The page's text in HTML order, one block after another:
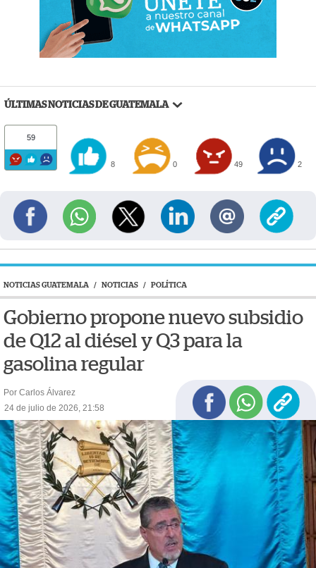
ÚLTIMAS NOTICIAS DE GUATEMALA
59
8 0 49 2
NOTICIAS GUATEMALA / NOTICIAS / POLÍTICA
Gobierno propone nuevo subsidio
de Q12 al diésel y Q3 para la
gasolina regular
Por Carlos Álvarez
24 de julio de 2026, 21:58